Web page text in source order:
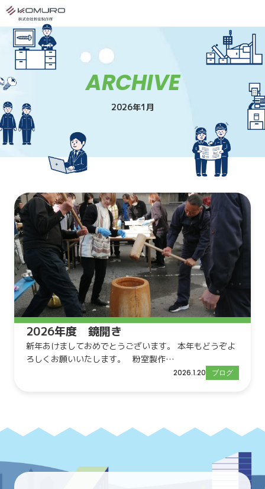
ARCHIVE
2026年1月
2026年度 鏡開き
新年あけましておめでとうございます。 本年もどうぞよ
ろしくお願いいたします。 粉室製作…
2026.1.20 ブログ